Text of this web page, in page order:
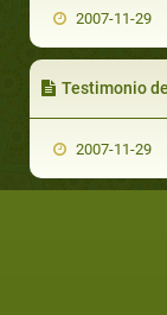
2007-11-29
Testimonio de
2007-11-29